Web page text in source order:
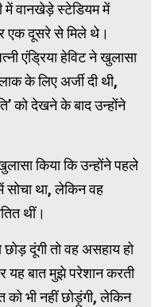
में वानखेड़े स्टेडियम में
एक दूसरे से मिले थे।
एंड्रिया हेविट ने खुलासा
के लिए अर्जी दी थी,
को देखने के बाद उन्होंने
किया कि उन्होंने पहले
सोचा था, लेकिन वह
थीं।
दूंगी तो वह असहाय हो
यह बात मुझे परेशान करती
को भी नहीं छोड़ूंगी, लेकिन